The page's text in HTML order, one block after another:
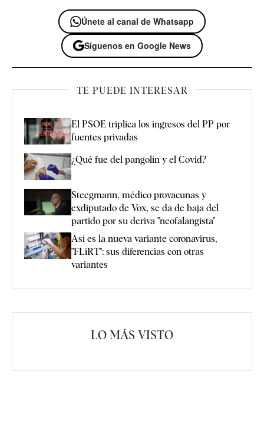
Únete al canal de Whatsapp
Síguenos en Google News
TE PUEDE INTERESAR
El PSOE triplica los ingresos del PP por
fuentes privadas
¿Qué fue del pangolín y el Covid?
Steegmann, médico provacunas y
exdiputado de Vox, se da de baja del
partido por su deriva "neofalangista"
Así es la nueva variante coronavirus,
"FLiRT": sus diferencias con otras
variantes
LO MÁS VISTO